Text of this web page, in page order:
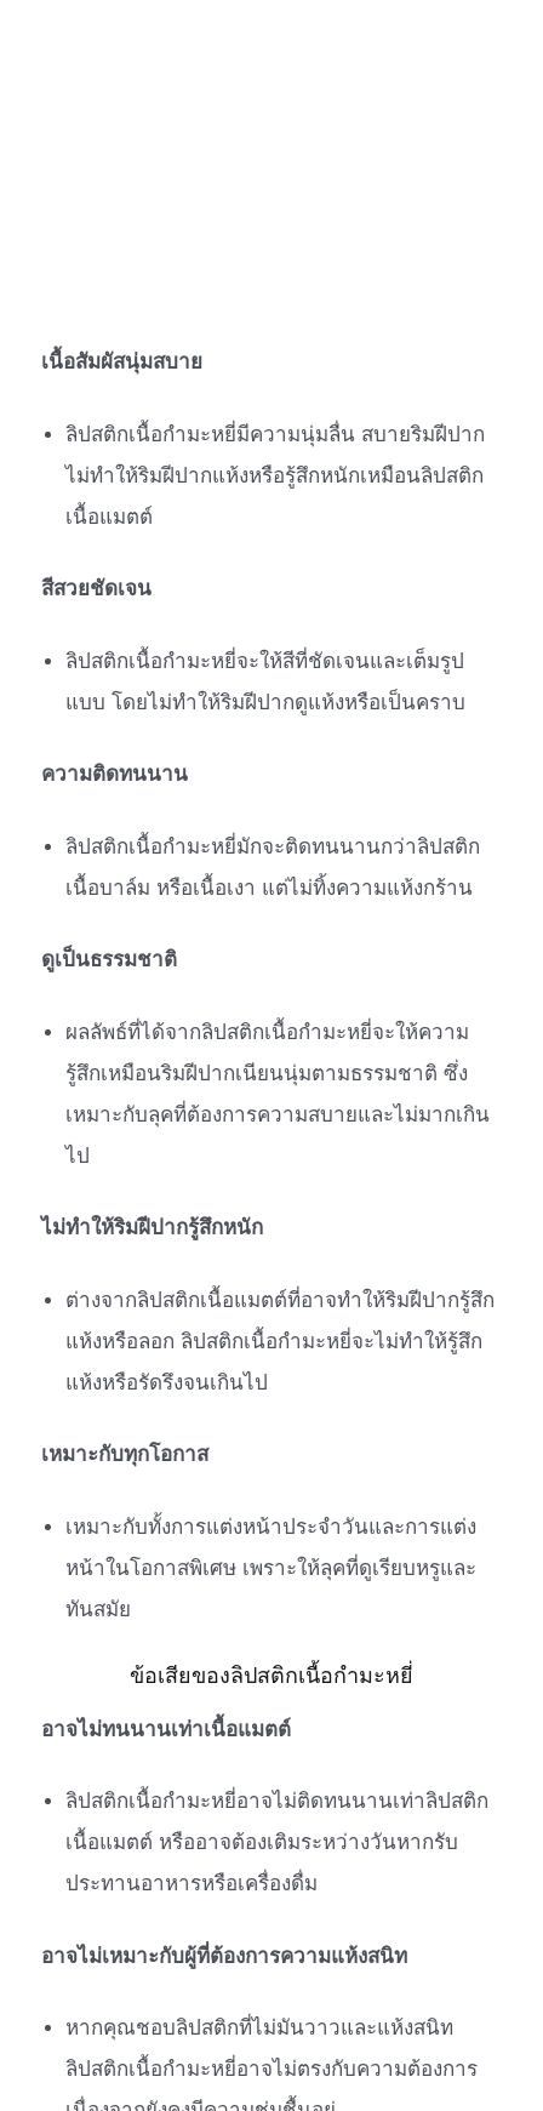
เนื้อสัมผัสนุ่มสบาย
ลิปสติกเนื้อกำมะหยี่มีความนุ่มลื่น สบายริมฝีปาก
ไม่ทำให้ริมฝีปากแห้งหรือรู้สึกหนักเหมือนลิปสติก
เนื้อแมตต์
สีสวยชัดเจน
ลิปสติกเนื้อกำมะหยี่จะให้สีที่ชัดเจนและเต็มรูป
แบบ โดยไม่ทำให้ริมฝีปากดูแห้งหรือเป็นคราบ
ความติดทนนาน
ลิปสติกเนื้อกำมะหยี่มักจะติดทนนานกว่าลิปสติก
เนื้อบาล์ม หรือเนื้อเงา แต่ไม่ทิ้งความแห้งกร้าน
ดูเป็นธรรมชาติ
ผลลัพธ์ที่ได้จากลิปสติกเนื้อกำมะหยี่จะให้ความ
รู้สึกเหมือนริมฝีปากเนียนนุ่มตามธรรมชาติ ซึ่ง
เหมาะกับลุคที่ต้องการความสบายและไม่มากเกิน
ไป
ไม่ทำให้ริมฝีปากรู้สึกหนัก
ต่างจากลิปสติกเนื้อแมตต์ที่อาจทำให้ริมฝีปากรู้สึก
แห้งหรือลอก ลิปสติกเนื้อกำมะหยี่จะไม่ทำให้รู้สึก
แห้งหรือรัดรึงจนเกินไป
เหมาะกับทุกโอกาส
เหมาะกับทั้งการแต่งหน้าประจำวันและการแต่ง
หน้าในโอกาสพิเศษ เพราะให้ลุคที่ดูเรียบหรูและ
ทันสมัย
ข้อเสียของลิปสติกเนื้อกำมะหยี่
อาจไม่ทนนานเท่าเนื้อแมตต์
ลิปสติกเนื้อกำมะหยี่อาจไม่ติดทนนานเท่าลิปสติก
เนื้อแมตต์ หรืออาจต้องเติมระหว่างวันหากรับ
ประทานอาหารหรือเครื่องดื่ม
อาจไม่เหมาะกับผู้ที่ต้องการความแห้งสนิท
หากคุณชอบลิปสติกที่ไม่มันวาวและแห้งสนิท
ลิปสติกเนื้อกำมะหยี่อาจไม่ตรงกับความต้องการ